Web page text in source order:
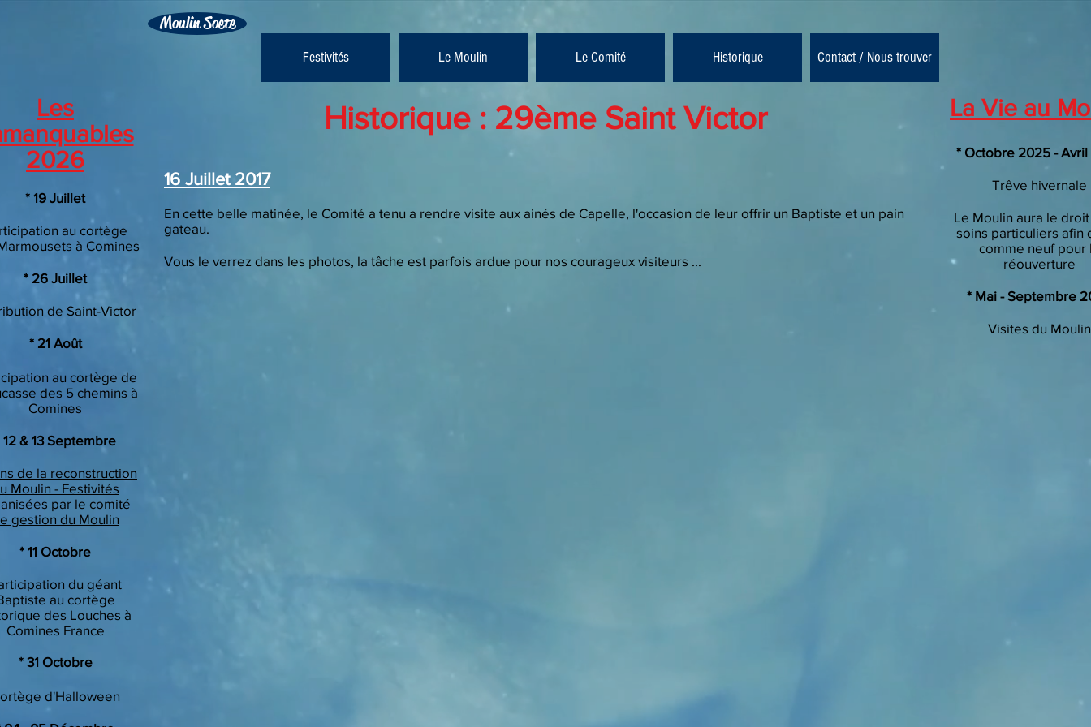
Moulin Soete
Festivités Le Moulin Le Comité Historique Contact / Nous trouver
Historique : 29ème Saint Victor
16 Juillet 2017
En cette belle matinée, le Comité a tenu a rendre visite aux ainés de Capelle, l'occasion de leur offrir un Baptiste et un pain
gateau.
Vous le verrez dans les photos, la tâche est parfois ardue pour nos courageux visiteurs ...
Les
2026
​* 19 Juillet
au cortège
à Comines
​* 26 Juillet
de Saint-Victor
* 21 Août
au cortège de
des 5 chemins à
Comines
12 & 13 Septembre
de la reconstruction
Moulin - Festivités
par le comité
gestion du Moulin
* 11 Octobre
du géant
au cortège
des Louches à
Comines France
​* 31 Octobre
d'Halloween
La Vie au
* Octobre 2025 -
Trêve hivernale
Le Moulin aura le
soins particuliers afin
comme neuf pour
réouverture
* Mai - Septembre
Visites du Moulin